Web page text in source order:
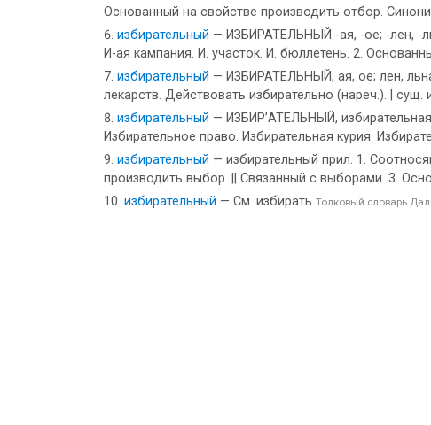
Основанный на свойстве производить отбор.
избирательный — ИЗБИРАТЕЛЬНЫЙ -ая, -ое; -лен, -
И-ая кампания. И. участок. И. бюллетень. 2.
избирательный — ИЗБИРАТЕЛЬНЫЙ, ая, ое; лен,
лекарств. Действовать избирательно (нареч.). | сущ.
избирательный — ИЗБИР’АТЕЛЬНЫЙ,
Избирательное право. Избирательная курия.
избирательный — избирательный прил. 1.
производить выбор. || Связанный с выборами. 3.
избирательный — См. избирать Толковый словарь